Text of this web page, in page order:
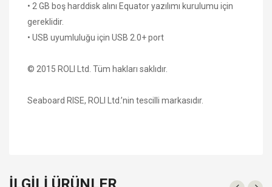
• 2 GB boş harddisk alını Equator yazılımı kurulumu için
gereklidir.
• USB uyumluluğu için USB 2.0+ port
© 2015 ROLI Ltd. Tüm hakları saklıdır.
Seaboard RISE, ROLI Ltd.’nin tescilli markasıdır.